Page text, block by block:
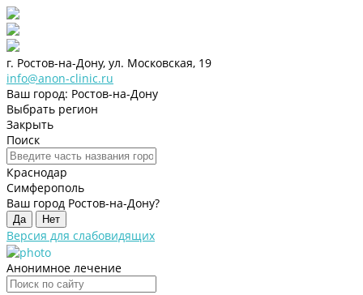
г. Ростов-на-Дону, ул. Московская, 19
info@anon-clinic.ru
Ваш город: Ростов-на-Дону
Выбрать регион
Закрыть
Поиск
Краснодар
Симферополь
Ваш город Ростов-на-Дону?
Да Нет
Версия для слабовидящих
Анонимное лечение